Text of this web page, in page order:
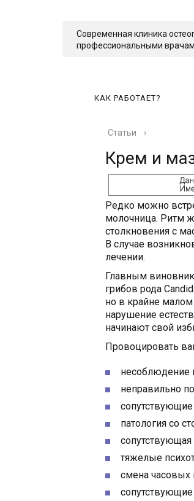
Современная клиника
профессиональными
КАК РАБОТАЕТ?
Статьи ›
Крем и
Редко можно
молочница. Ритм
столкновения с
В случае
лечении.
Главным
грибов рода
но в крайне
нарушение
начинают свой
Провоцировать
несоблюдение
неправильно
патология со
сопутствующая
тяжелые
смена часовых